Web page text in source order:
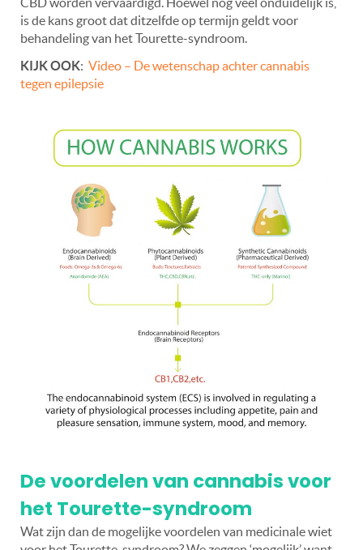
is de kans groot dat ditzelfde op termijn geldt voor
behandeling van het Tourette-syndroom.
KIJK OOK: Video – De wetenschap achter cannabis
tegen epilepsie
De voordelen van cannabis voor
het Tourette-syndroom
Wat zijn dan de mogelijke voordelen van medicinale wiet